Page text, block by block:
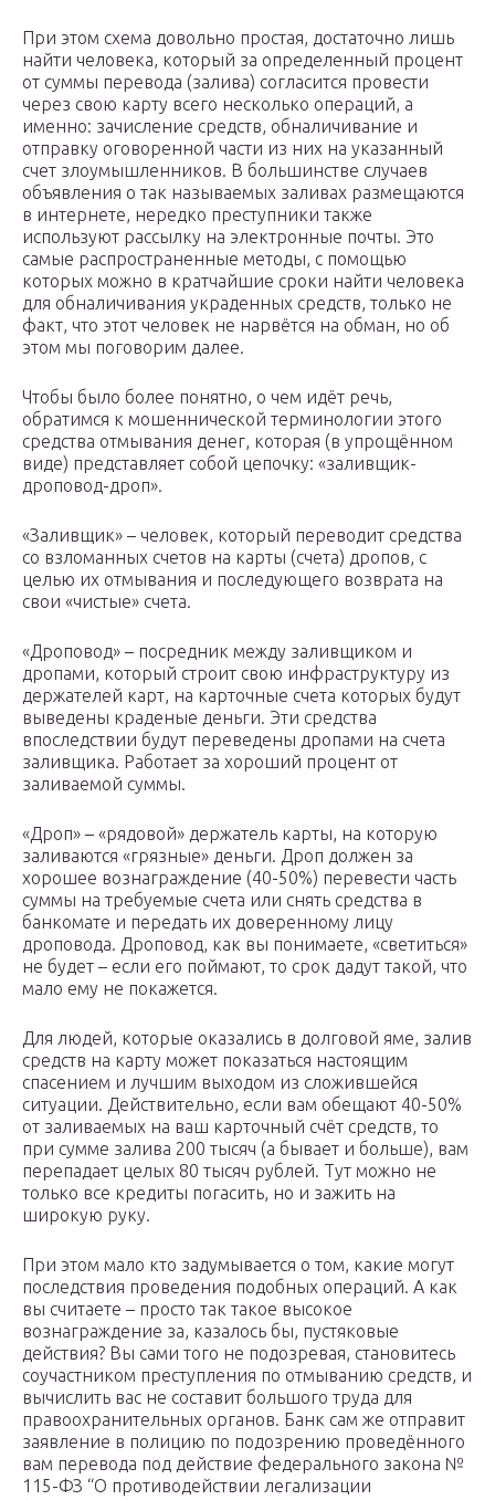
При этом схема довольно простая, достаточно лишь
найти человека, который за определенный процент
от суммы перевода (залива) согласится провести
через свою карту всего несколько операций, а
именно: зачисление средств, обналичивание и
отправку оговоренной части из них на указанный
счет злоумышленников. В большинстве случаев
объявления о так называемых заливах размещаются
в интернете, нередко преступники также
используют рассылку на электронные почты. Это
самые распространенные методы, с помощью
которых можно в кратчайшие сроки найти человека
для обналичивания украденных средств, только не
факт, что этот человек не нарвётся на обман, но об
этом мы поговорим далее.
Чтобы было более понятно, о чем идёт речь,
обратимся к мошеннической терминологии этого
средства отмывания денег, которая (в упрощённом
виде) представляет собой цепочку: «заливщик-
дроповод-дроп».
«Заливщик» – человек, который переводит средства
со взломанных счетов на карты (счета) дропов, с
целью их отмывания и последующего возврата на
свои «чистые» счета.
«Дроповод» – посредник между заливщиком и
дропами, который строит свою инфраструктуру из
держателей карт, на карточные счета которых будут
выведены краденые деньги. Эти средства
впоследствии будут переведены дропами на счета
заливщика. Работает за хороший процент от
заливаемой суммы.
«Дроп» – «рядовой» держатель карты, на которую
заливаются «грязные» деньги. Дроп должен за
хорошее вознаграждение (40-50%) перевести часть
суммы на требуемые счета или снять средства в
банкомате и передать их доверенному лицу
дроповода. Дроповод, как вы понимаете, «светиться»
не будет – если его поймают, то срок дадут такой, что
мало ему не покажется.
Для людей, которые оказались в долговой яме, залив
средств на карту может показаться настоящим
спасением и лучшим выходом из сложившейся
ситуации. Действительно, если вам обещают 40-50%
от заливаемых на ваш карточный счёт средств, то
при сумме залива 200 тысяч (а бывает и больше), вам
перепадает целых 80 тысяч рублей. Тут можно не
только все кредиты погасить, но и зажить на
широкую руку.
При этом мало кто задумывается о том, какие могут
последствия проведения подобных операций. А как
вы считаете – просто так такое высокое
вознаграждение за, казалось бы, пустяковые
действия? Вы сами того не подозревая, становитесь
соучастником преступления по отмыванию средств, и
вычислить вас не составит большого труда для
правоохранительных органов. Банк сам же отправит
заявление в полицию по подозрению проведённого
вам перевода под действие федерального закона №
115-ФЗ “О противодействии легализации